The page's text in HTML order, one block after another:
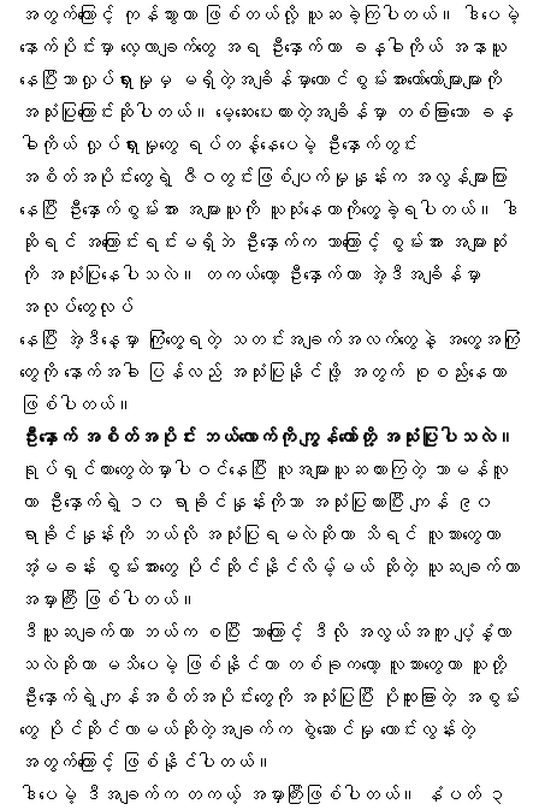
အတွက်ကြောင့် ကုန်သွားတာ ဖြစ်တယ်လို့ ယူဆခဲ့ကြပါတယ်။ ဒါပေမဲ့
နောက်ပိုင်းမှာ လေ့လာချက်တွေ အရ ဦးနှောက်ဟာ ခန္ဓါကိုယ် အနာယူ
နေပြီးဘာလှုပ်ရှားမှုမှ မရှိတဲ့အချိန်မှာတောင်စွမ်းအားတော်တော်များများကို
အသုံးပြုကြောင်းဆိုပါတယ်။ မေ့ဆေးပေးထားတဲ့အချိန်မှာ တစ်ခြားသော ခန္
ဓါကိုယ် လှုပ်ရှားမှုတွေ ရပ်တန့်နေပေမဲ့ ဦးနှောက်တွင်း
အစိတ်အပိုင်းတွေရဲ့ ဇီဝတွင်းဖြစ်ပျက်မှုနှုန်းက အလွန်များပြား
နေပြီး ဦးနှောက်စွမ်းအား အများယူကို ယူသုံးနေတာကိုတွေ့ခဲ့ရပါတယ်။ ဒါ
ဆိုရင် အကြောင်းရင်းမရှိဘဲ ဦးနှောက်က ဘာကြောင့် စွမ်းအား အများဆုံး
ကို အသုံးပြုနေပါသလဲ။ တကယ်တော့ ဦးနှောက်ဟာ အဲ့ဒီအချိန်မှာ
အလုပ်တွေလုပ်
နေပြီး အဲ့ဒီနေ့မှာ ကြုံတွေ့ရတဲ့ သတင်းအချက်အလက်တွေနဲ့ အတွေ့အကြုံ
တွေကို နောက်အခါ ပြန်လည် အသုံးပြုနိုင်ဖို့ အတွက် စုစည်းနေတာ
ဖြစ်ပါတယ်။
ဦးနှောက် အစိတ်အပိုင်း ဘယ်လောက်ကို ကျွန်တော်တို့ အသုံးပြုပါသလဲ။
ရုပ်ရှင်ကားတွေထဲမှာပါဝင်နေပြီး လူအများယူဆထားကြတဲ့ သာမန်လူ
ဟာ ဦးနှောက်ရဲ့ ၁၀ ရာခိုင်နှုန်းကိုသာ အသုံးပြုထားပြီး ကျန် ၉၀
ရာခိုင်နှုန်းကို ဘယ်လို အသုံးပြုရမလဲဆိုတာ သိရင် လူသားတွေဟာ
အံ့မခန်း စွမ်းအားတွေ ပိုင်ဆိုင်နိုင်လိမ့်မယ် ဆိုတဲ့ ယူဆချက်ဟာ
အမှားကြီး ဖြစ်ပါတယ်။
ဒီယူဆချက်ဟာ ဘယ်က စပြီး ဘာကြောင့် ဒီလို အလွယ်အကူ ပျံ့နှံ့လာ
သလဲဆိုတာ မသိပေမဲ့ ဖြစ်နိုင်တာ တစ်ခုကတော့ လူသားတွေဟာ သူတို့
ဦးနှောက်ရဲ့ ကျန်အစိတ်အပိုင်းတွေကို အသုံးပြုပြီး ပိုထူးခြားတဲ့ အစွမ်း
တွေ ပိုင်ဆိုင်လာမယ်ဆိုတဲ့အချက်က စွဲဆောင်မှု ကောင်းလွန်းတဲ့
အတွက်ကြောင့် ဖြစ်နိုင်ပါတယ်။
ဒါပေမဲ့ ဒီအချက်က တကယ့် အမှားကြီးဖြစ်ပါတယ်။ နံပတ် ၃